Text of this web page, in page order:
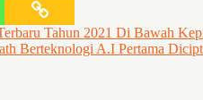
Tahun 2021 Di Bawah
Berteknologi A.I Pertama